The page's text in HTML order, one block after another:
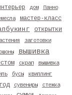
дом Панно
мастер-класс
открытки
заготовки
вышивка
скрап
вышивка
бусы квиллинг
сувениры
стежка